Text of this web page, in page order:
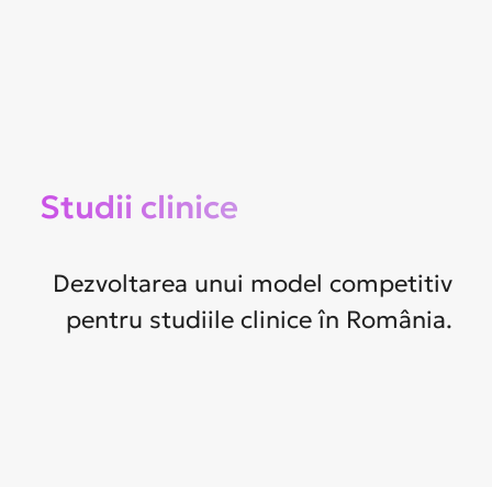
Studii clinice
Dezvoltarea unui model competitiv
pentru studiile clinice în România.